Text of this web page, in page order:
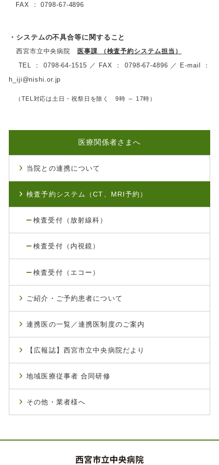
FAX ： 0798-67-4896
・システムの不具合等に関すること
西宮市立中央病院
医事課 （検査予約システム担当）
TEL
： 0798-64-1515 ／ FAX ： 0798-67-4896 ／
E-mail ：
h_iji@nishi.or.jp
（TEL対応は土日・祝祭日を除く 9時 ～ 17時）
医療関係者さまへ
当院との連携について
検査予約システム（CT、MRI予約）
検査受付（放射線科）
検査受付（内視鏡）
検査受付（エコー）
ご紹介・ご予約患者について
連携医の一覧／連携医制度のご案内
【広報誌】西宮市立中央病院だより
地域医療従事者 合同研修
その他・業者様へ